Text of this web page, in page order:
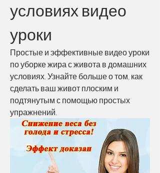
условиях видео
уроки
Простые и эффективные видео уроки
по уборке жира с живота в домашних
условиях. Узнайте больше о том, как
сделать ваш живот плоским и
подтянутым с помощью простых
упражнений.